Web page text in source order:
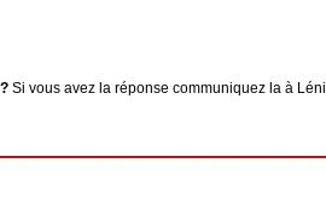
Si vous avez la réponse communiquez la à Léni